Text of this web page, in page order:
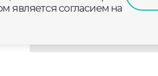
является согласием на